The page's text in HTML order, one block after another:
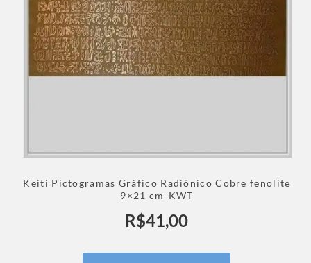
Keiti Pictogramas Gráfico Radiônico Cobre fenolite
9×21 cm-KWT
R$41,00